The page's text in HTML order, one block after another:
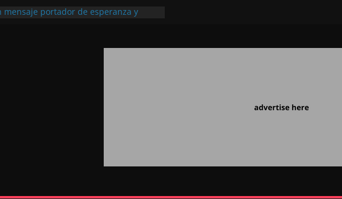
mensaje portador de esperanza y
de los grandes proyectos de